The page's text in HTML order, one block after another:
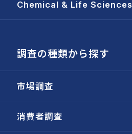
Chemical & Life Sciences
調査の種類から探す
市場調査
消費者調査